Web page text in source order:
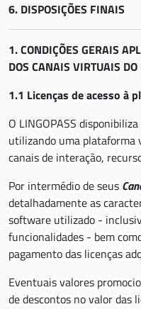
6. DISPOSIÇÕES FINAIS
1. CONDIÇÕES GERAIS
DOS CANAIS VIRTUAIS DO
1.1 Licenças de acesso à
O LINGOPASS
utilizando uma plataforma
canais de interação,
Por intermédio de seus
detalhadamente as
software utilizado -
funcionalidades - bem
pagamento das licenças
Eventuais valores
de descontos no valor das